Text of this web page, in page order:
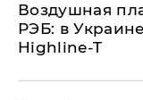
Воздушная
РЭБ: в
Highline-T